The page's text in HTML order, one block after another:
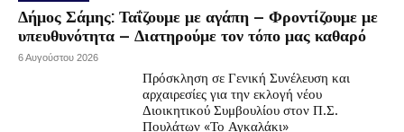
Δήμος Σάμης: Ταΐζουμε με αγάπη – Φροντίζουμε με
υπευθυνότητα – Διατηρούμε τον τόπο μας καθαρό
6 Αυγούστου 2026
Πρόσκληση σε Γενική Συνέλευση και
αρχαιρεσίες για την εκλογή νέου
Διοικητικού Συμβουλίου στον Π.Σ.
Πουλάτων «Το Αγκαλάκι»